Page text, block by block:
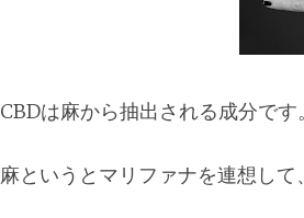
CBDは麻から抽出される成分です。
麻というとマリファナを連想し